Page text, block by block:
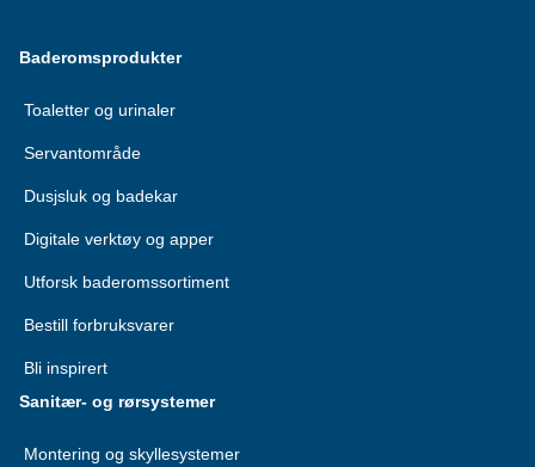
Baderomsprodukter
Toaletter og urinaler
Servantområde
Dusjsluk og badekar
Digitale verktøy og apper
Utforsk baderomssortiment
Bestill forbruksvarer
Bli inspirert
Sanitær- og rørsystemer
Montering og skyllesystemer